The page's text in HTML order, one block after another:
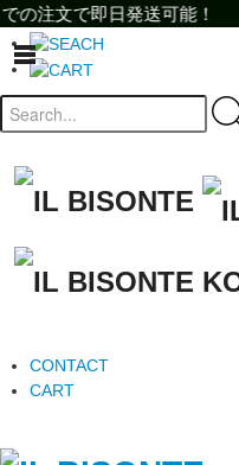
即日発送可能！
toggle
navigation
即日発送可能！
CONTACT
CART